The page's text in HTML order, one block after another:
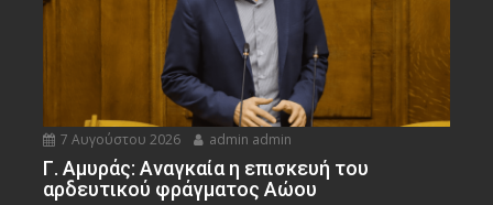
7 Αυγούστου 2026 admin admin
Γ. Αμυράς: Αναγκαία η επισκευή του
αρδευτικού φράγματος Αώου